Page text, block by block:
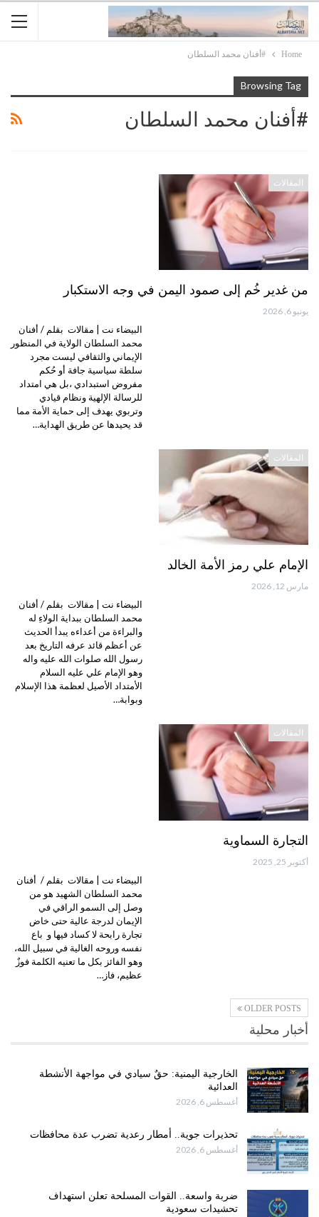
Home #أفنان محمد السلطان
Browsing Tag
#أفنان محمد السلطان
المقالات
من غدير خُم إلى صمود اليمن في وجه الاستكبار
يونيو 6, 2026
البيضاء نت | مقالات بقلم / أفنان
محمد السلطان الولاية في المنظور
الإيماني والثقافي ليست مجرد
سلطة سياسية جافة أو حُكم
مفروض استبدادي ،بل هي امتداد
للرسالة الإلهية ونظام قيادي
وتربوي يهدف إلى حماية الأمة مما
قد يحيدها عن طريق الهداية…
المقالات
الإمام علي رمز الأمة الخالد
مارس 12, 2026
البيضاء نت | مقالات بقلم / أفنان
محمد السلطان ببداية الولاءِ له
والبراءة من أعداءه يبدأ الحديث
عن أعظم قائد عرفه التاريخ بعد
رسول الله صلوات الله عليه واله
وهو الإمام علي عليه السلام
الأمتداد الأصيل لعظمة هذا الإسلام
وبوابة…
المقالات
التجارة السماوية
أكتوبر 25, 2025
البيضاء نت | مقالات بقلم / أفنان
محمد السلطان الشهيد هو من
وصل إلى السمو الراقي في
الإيمان لدرجة عالية حتى خاض
تجارة رابحة لا كساد فيها و باع
نفسه وروحه الغالية في سبيل الله،
وهو الفائز بكل ما تعنيه الكلمة فوزٌ
عظيم، فاز…
OLDER POSTS
أخبار محلية
الخارجية اليمنية: حقٌ سيادي في مواجهة الأنشطة
العدائية
أغسطس 6, 2026
تحذيرات جوية.. أمطار رعدية تضرب عدة محافظات
أغسطس 6, 2026
ضربة واسعة.. القوات المسلحة تعلن استهداف
تحشيدات سعودية